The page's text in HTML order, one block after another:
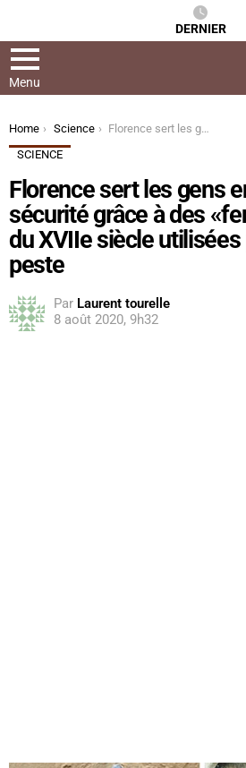
DERNIER
Menu
You are here:
Home Science
Florence sert les gens en toute sécurité grâce à des «fenêtres à vin» du XVIIe siècle utilisées pendant la peste
SCIENCE
Florence sert les gens
sécurité grâce à des
du XVIIe siècle utilisées
peste
Par Laurent tourelle
8 août 2020, 9h32